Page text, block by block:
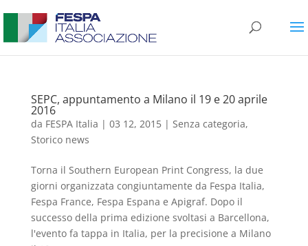
SEPC, appuntamento a Milano il 19 e 20 aprile
2016
da FESPA Italia | 03 12, 2015| Senza categoria,
Storico news
Torna il Southern European Print Congress, la due
giorni organizzata congiuntamente da Fespa Italia,
Fespa France, Fespa Espana e Apigraf. Dopo il
successo della prima edizione svoltasi a Barcellona,
l'evento fa tappa in Italia, per la precisione a Milano